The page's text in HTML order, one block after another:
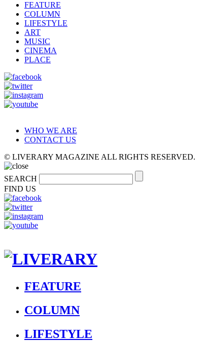
FEATURE
COLUMN
LIFESTYLE
ART
MUSIC
CINEMA
PLACE
WHO WE ARE
CONTACT US
© LIVERARY MAGAZINE ALL RIGHTS RESERVED.
SEARCH
FIND US
FEATURE
COLUMN
LIFESTYLE